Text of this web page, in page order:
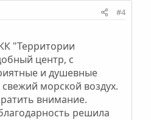
#4
"Территории
центр, с
и душевные
морской воздух.
внимание.
решила